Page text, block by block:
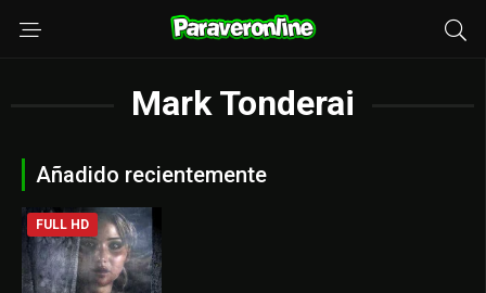
Mark Tonderai
Añadido recientemente
FULL HD